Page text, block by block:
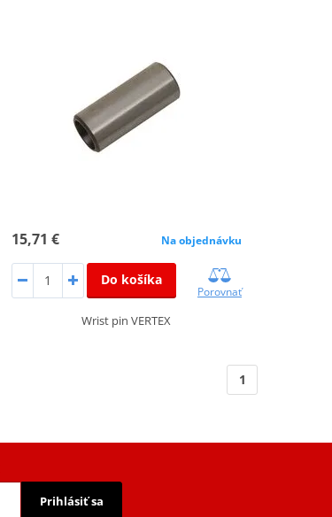
15,71 € Na objednávku
Do košíka
Porovnať
Wrist pin VERTEX
1
Prihlásiť sa